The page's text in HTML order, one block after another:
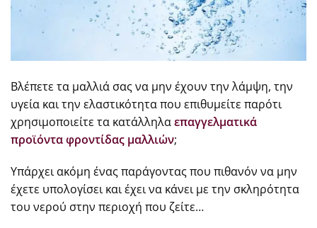
Βλέπετε τα μαλλιά σας να μην έχουν την λάμψη, την
υγεία και την ελαστικότητα που επιθυμείτε παρότι
χρησιμοποιείτε τα κατάλληλαεπαγγελματικά
προϊόντα φροντίδας μαλλιών;
Υπάρχει ακόμη ένας παράγοντας που πιθανόν να μην
έχετε υπολογίσει και έχει να κάνει με την σκληρότητα
του νερού στην περιοχή που ζείτε…